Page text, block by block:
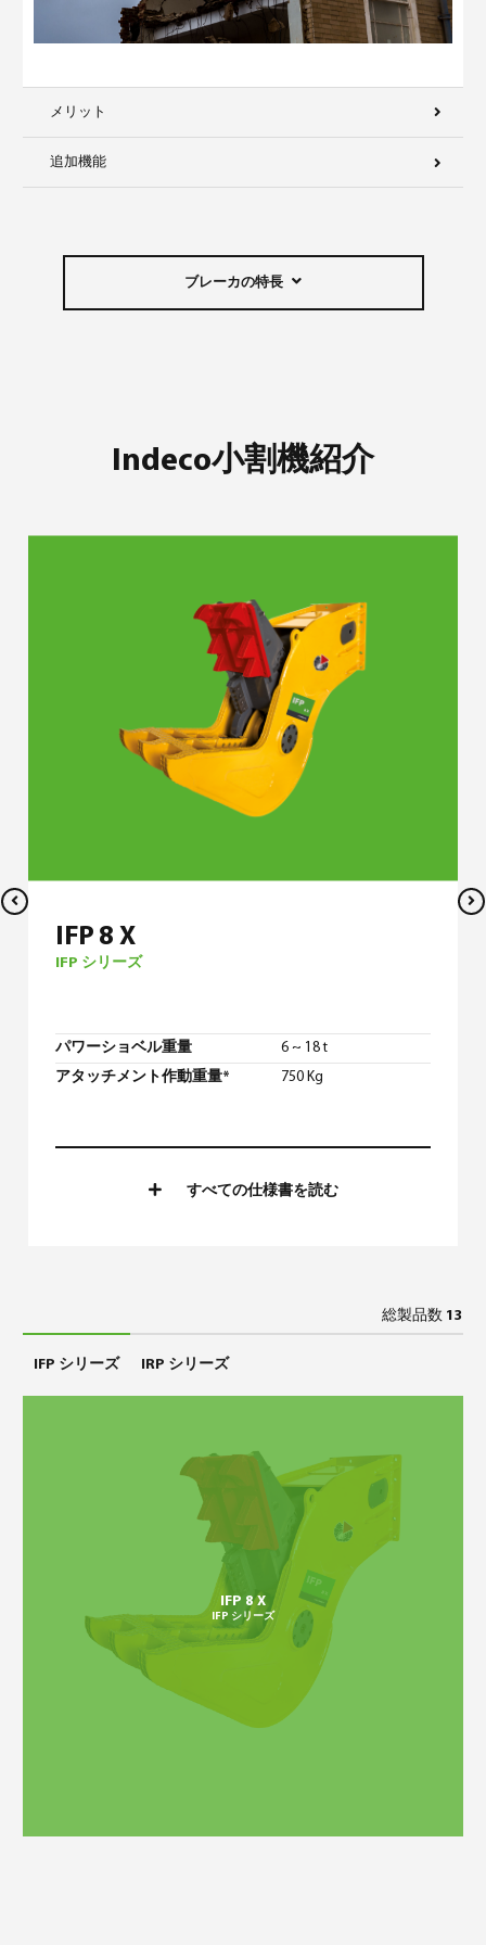
メリット
追加機能
ブレーカの特長
Indeco小割機紹介
IFP 8 X
IFP シリーズ
パワーショベル重量 6 ~ 18 t
アタッチメント作動重量* 750 Kg
すべての仕様書を読む
IFP シリーズ IRP シリーズ
総製品数 13
IFP 8 X
IFP シリーズ